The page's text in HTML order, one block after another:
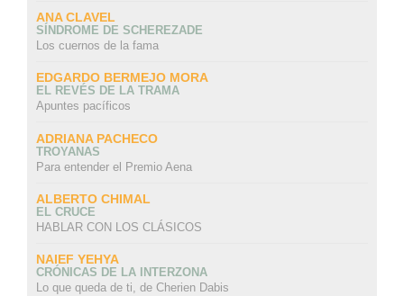
ANA CLAVEL
SÍNDROME DE SCHEREZADE
Los cuernos de la fama
EDGARDO BERMEJO MORA
EL REVÉS DE LA TRAMA
Apuntes pacíficos
ADRIANA PACHECO
TROYANAS
Para entender el Premio Aena
ALBERTO CHIMAL
EL CRUCE
HABLAR CON LOS CLÁSICOS
NAIEF YEHYA
CRÓNICAS DE LA INTERZONA
Lo que queda de ti, de Cherien Dabis